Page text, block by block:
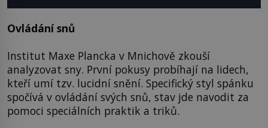
Ovládání snů
Institut Maxe Plancka v Mnichově zkouší
analyzovat sny. První pokusy probíhají na lidech,
kteří umí tzv. lucidní snění. Specifický styl spánku
spočívá v ovládání svých snů, stav jde navodit za
pomoci speciálních praktik a triků.